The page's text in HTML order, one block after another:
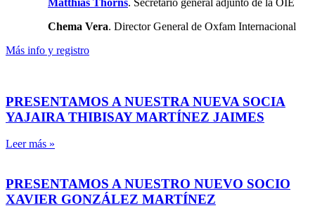
Chema Vera. Director General de Oxfam Internacional
Más info y registro
PRESENTAMOS A NUESTRA NUEVA SOCIA
YAJAIRA THIBISAY MARTÍNEZ JAIMES
Leer más »
PRESENTAMOS A NUESTRO NUEVO SOCIO
XAVIER GONZÁLEZ MARTÍNEZ